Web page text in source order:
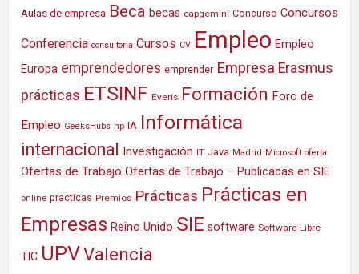
Aulas de empresa Beca becas capgemini Concurso Concursos
Conferencia consultoria Cursos CV Empleo Empleo
Europa emprendedores emprender Empresa Erasmus
prácticas ETSINF Everis Formación Foro de
Empleo GeeksHubs hp IA Informática
internacional Investigación IT Java Madrid Microsoft oferta
Ofertas de Trabajo Ofertas de Trabajo – Publicadas en SIE
online practicas Premios Prácticas Prácticas en
Empresas Reino Unido SIE software Software Libre
TIC UPVValencia